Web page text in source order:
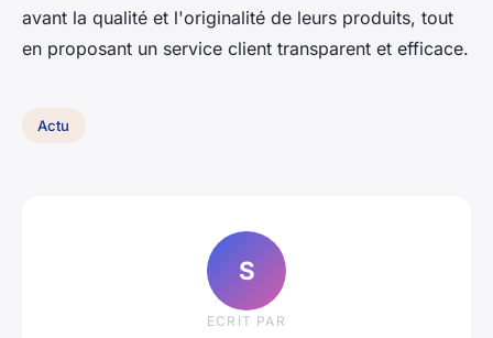
avant la qualité et l'originalité de leurs produits, tout
en proposant un service client transparent et efficace.
Actu
S
ECRIT PAR